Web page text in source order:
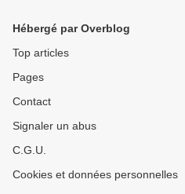
Hébergé par Overblog
Top articles
Pages
Contact
Signaler un abus
C.G.U.
Cookies et données personnelles